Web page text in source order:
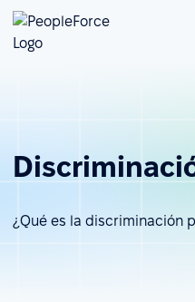
¿Qué es la discriminación